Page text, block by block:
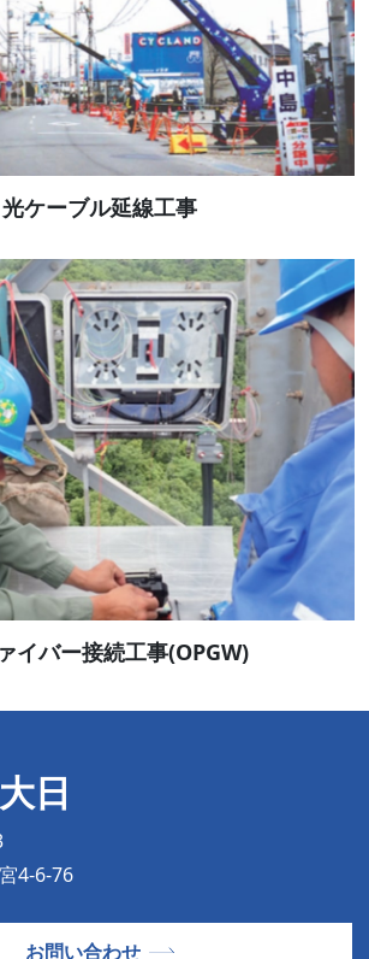
光ケーブル延線工事
イバー接続工事(OPGW)
日
4-6-76
お問い合わせ